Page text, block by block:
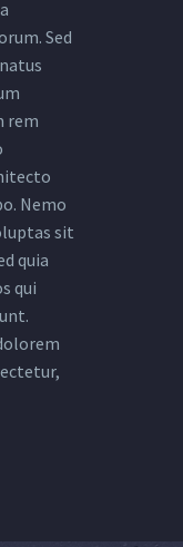
Sed
rem
Nemo
sit
quia
qui